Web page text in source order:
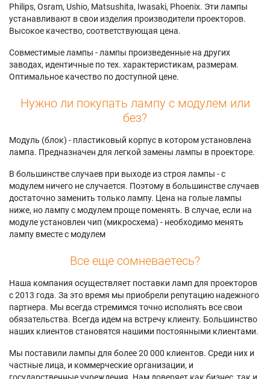
Philips, Osram, Ushio, Matsushita, Iwasaki, Phoenix. Эти лампы
устанавливают в свои изделия производители проекторов.
Высокое качество, соответствующая цена.
Совместимые лампы - лампы произведенные на других
заводах, идентичные по тех. характеристикам, размерам.
Оптимальное качество по доступной цене.
Нужно ли покупать лампу с модулем или
без?
Модуль (блок) - пластиковый корпус в котором установлена
лампа. Предназначен для легкой замены лампы в проекторе.
В большинстве случаев при выходе из строя лампы - с
модулем ничего не случается. Поэтому в большинстве случаев
достаточно заменить только лампу. Цена на голые лампы
ниже, но лампу с модулем проще поменять. В случае, если на
модуле установлен чип (микросхема) - необходимо менять
лампу вместе с модулем
Все еще сомневаетесь?
Наша компания осуществляет поставки ламп для проекторов
с 2013 года. За это время мы приобрели репутацию надежного
партнера. Мы всегда стремимся точно исполнять все свои
обязательства. Всегда идем на встречу клиенту. Большинство
наших клиентов становятся нашими постоянными клиентами.
Мы поставили лампы для более 20 000 клиентов. Среди них и
частные лица, и коммерческие организации, и